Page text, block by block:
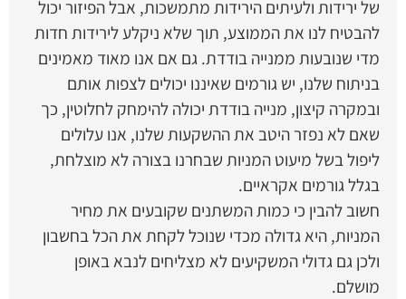
של ירידות ולעיתים הירידות מתמשכות, אבל הפיזור יכול
להבטיח לנו את הממוצע, תוך שלא ניקלע לירידות חדות
מדי שנובעות ממנייה בודדת. גם אם אנו מאוד מאמינים
בניתוח שלנו, יש גורמים שאיננו יכולים לצפות אותם
ובמקרה קיצון, מנייה בודדת יכולה להימחק לחלוטין, כך
שאם לא נפזר היטב את ההשקעות שלנו, אנו עלולים
ליפול בשל מיעוט המניות שבחרנו בצורה לא מוצלחת,
בגלל גורמים אקראיים.
חשוב להבין כי כמות המשתנים שקובעים את מחיר
המניות, היא גדולה מכדי שנוכל לקחת את הכל בחשבון
ולכן גם גדולי המשקיעים לא מצליחים לנבא באופן
מושלם.